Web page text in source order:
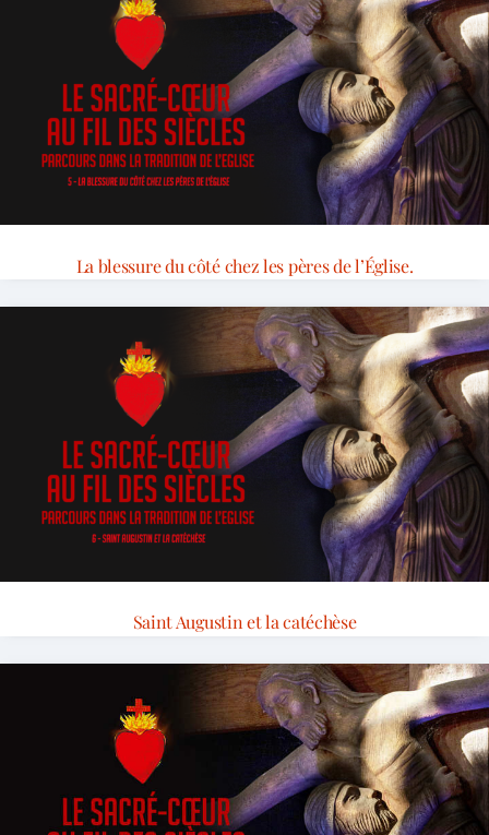
La blessure du côté chez les pères de l’Église.
Saint Augustin et la catéchèse